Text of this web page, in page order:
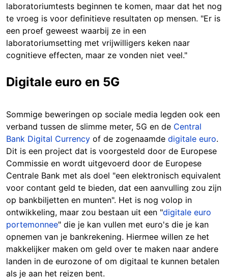
laboratoriumtests beginnen te komen, maar dat het nog
te vroeg is voor definitieve resultaten op mensen. "Er is
een proef geweest waarbij ze in een
laboratoriumsetting met vrijwilligers keken naar
cognitieve effecten, maar ze vonden niet veel."
Digitale euro en 5G
Sommige beweringen op sociale media legden ook een
verband tussen de slimme meter, 5G en de Central
Bank Digital Currency of de zogenaamde digitale euro.
Dit is een project dat is voorgesteld door de Europese
Commissie en wordt uitgevoerd door de Europese
Centrale Bank met als doel "een elektronisch equivalent
voor contant geld te bieden, dat een aanvulling zou zijn
op bankbiljetten en munten". Het is nog volop in
ontwikkeling, maar zou bestaan uit een "digitale euro
portemonnee" die je kan vullen met euro's die je kan
opnemen van je bankrekening. Hiermee willen ze het
makkelijker maken om geld over te maken naar andere
landen in de eurozone of om digitaal te kunnen betalen
als je aan het reizen bent.